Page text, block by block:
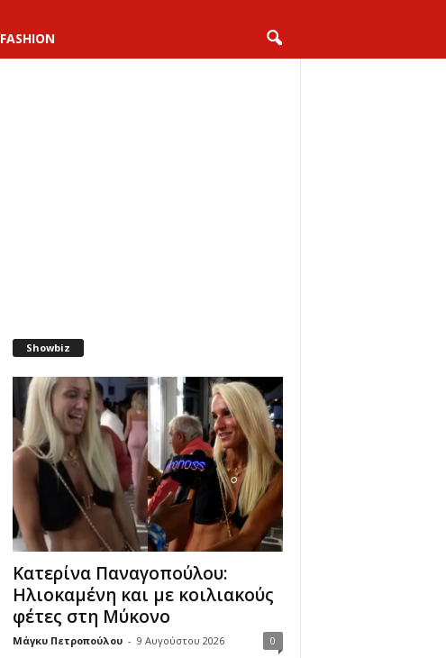
FASHION
Showbiz
Κατερίνα Παναγοπούλου:
Ηλιοκαμένη και με κοιλιακούς
φέτες στη Μύκονο
Μάγκυ Πετροπούλου - 9 Αυγούστου 2026 0